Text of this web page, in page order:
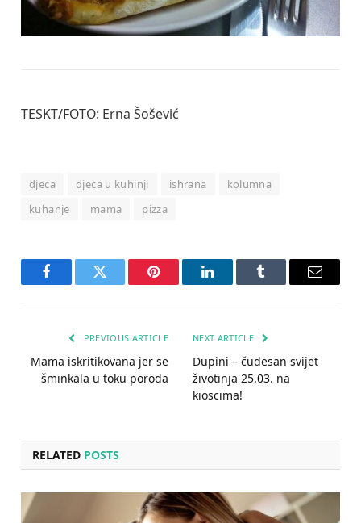
TESKT/FOTO: Erna Šošević
djeca djeca u kuhinji ishrana
kolumna
kuhanje
mama pizza
FacebookTwitter Pinterest LinkedInTumblr Email
PREVIOUS ARTICLE
Mama iskritikovana jer se
šminkala u toku poroda
NEXT ARTICLE
Dupini – čudesan svijet
životinja 25.03. na
kioscima!
RELATED POSTS